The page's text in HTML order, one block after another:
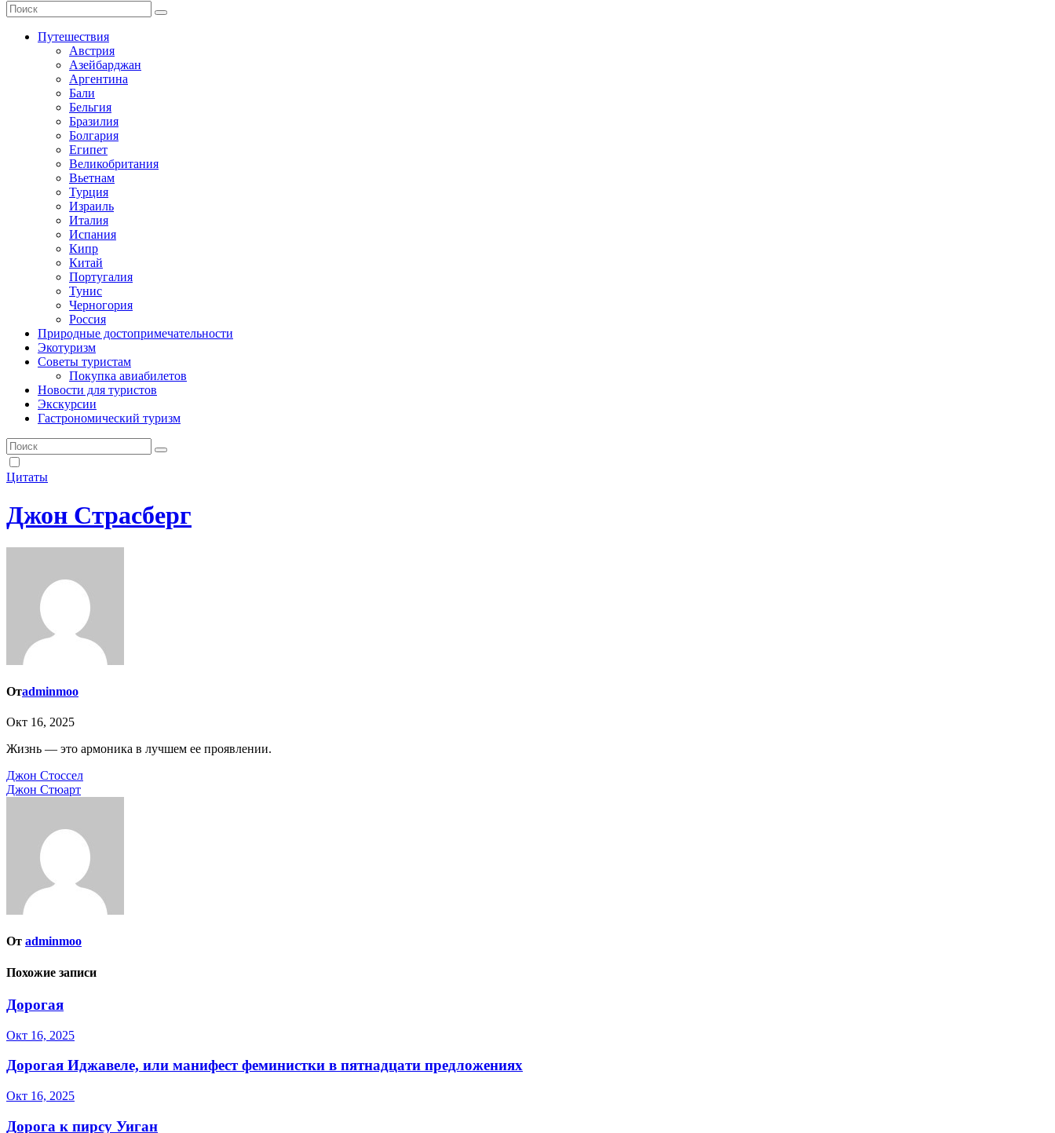
Путешествия
Австрия
Азейбарджан
Аргентина
Бали
Бельгия
Бразилия
Болгария
Египет
Великобритания
Вьетнам
Турция
Израиль
Италия
Испания
Кипр
Китай
Португалия
Тунис
Черногория
Россия
Природные достопримечательности
Экотуризм
Советы туристам
Покупка авиабилетов
Новости для туристов
Экскурсии
Гастрономический туризм
Цитаты
Джон Страсберг
Отadminmoo
Окт 16, 2025
Жизнь — это армоника в лучшем ее проявлении.
Навигация
по
Джон Стоссел
Джон Стюарт
От adminmoo
Похожие записи
Дорогая
Окт 16, 2025
Дорогая Иджавеле, или манифест феминистки в пятнадцати предложениях
Окт 16, 2025
Дорога к пирсу Уиган